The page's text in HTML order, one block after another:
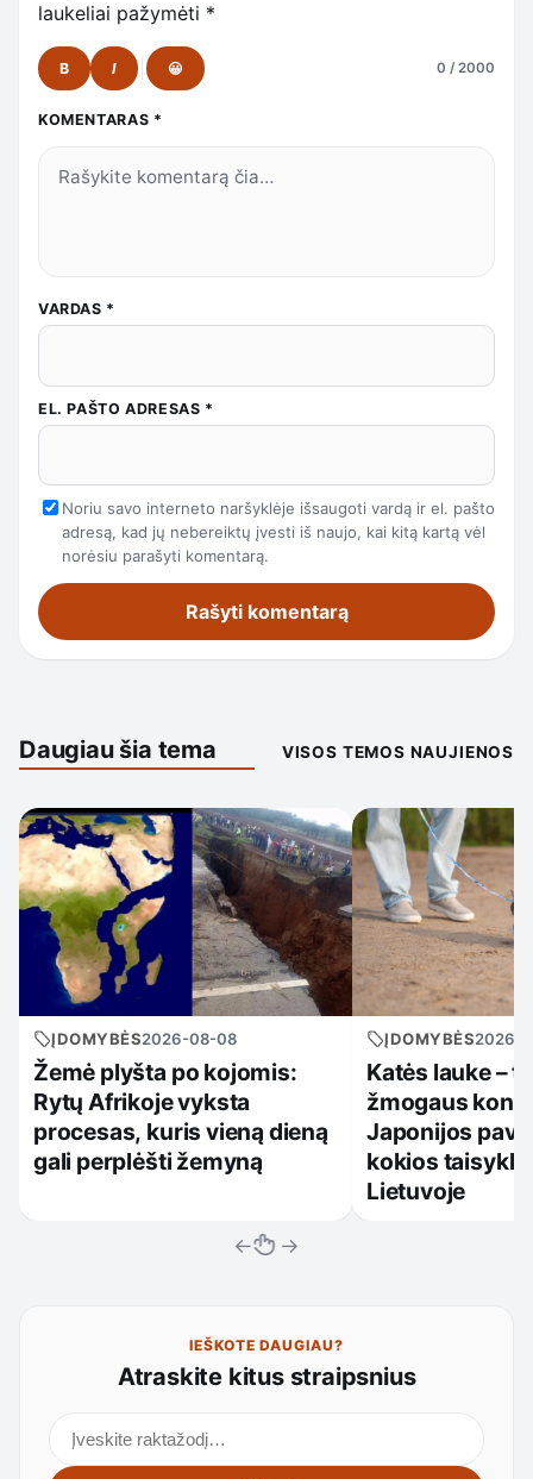
laukeliai pažymėti *
B I 😀 0 / 2000
KOMENTARAS *
VARDAS *
EL. PAŠTO ADRESAS *
Noriu savo interneto naršyklėje išsaugoti vardą ir el. pašto
adresą, kad jų nebereiktų įvesti iš naujo, kai kitą kartą vėl
norėsiu parašyti komentarą.
Daugiau šia tema VISOS TEMOS NAUJIENOS
ĮDOMYBĖS2026-08-08
Žemė plyšta po kojomis:
Rytų Afrikoje vyksta
procesas, kuris vieną dieną
gali perplėšti žemyną
ĮDOMYBĖS2026-
Katės lauke –
žmogaus
Japonijos
kokios
Lietuvoje
← →
IEŠKOTE DAUGIAU?
Atraskite kitus straipsnius